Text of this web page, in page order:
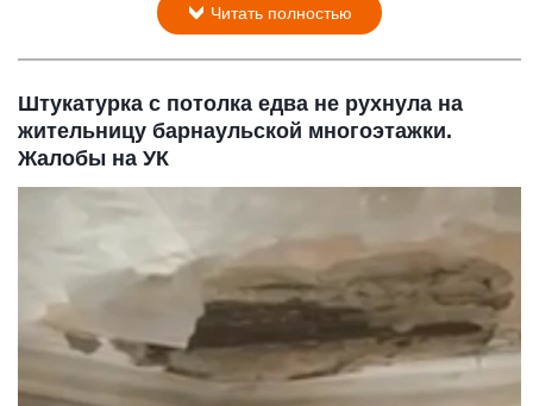
Читать полностью
Штукатурка с потолка едва не рухнула на
жительницу барнаульской многоэтажки.
Жалобы на УК